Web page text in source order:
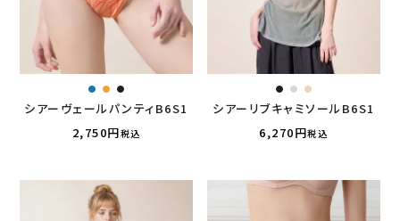
シアーヴェールパンティB6S1
2,750
税込
シアーリブキャミソールB6S1
6,270
税込